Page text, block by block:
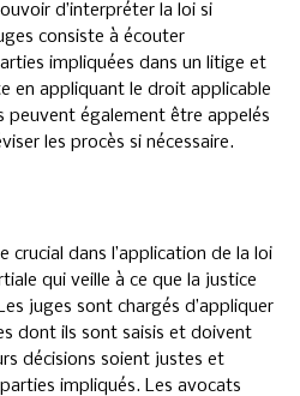
d’interpréter la loi si
consiste à écouter
impliquées dans un litige et
en appliquant le droit applicable
peuvent également être appelés
les procès si nécessaire.
crucial dans l’application de la loi
qui veille à ce que la justice
juges sont chargés d’appliquer
dont ils sont saisis et doivent
décisions soient justes et
impliqués. Les avocats